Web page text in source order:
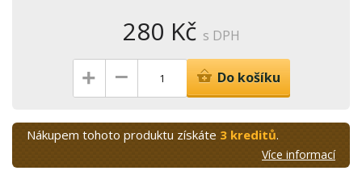
280 Kč s DPH
+ – Do košíku
Nákupem tohoto produktu získáte 3 kreditů.
Více informací